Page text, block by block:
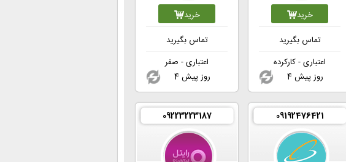
خرید
تماس بگیرید
اعتباری - کارکرده
4 روز پیش
خرید
تماس بگیرید
اعتباری - صفر
4 روز پیش
09192476421
09223223187